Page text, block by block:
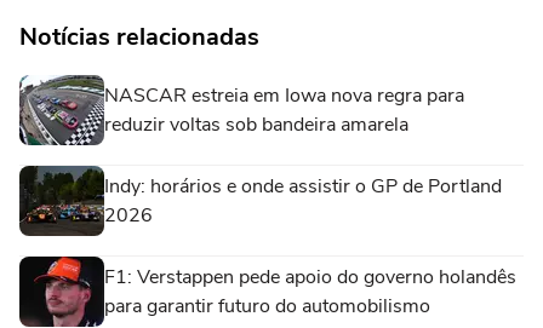
Notícias relacionadas
NASCAR estreia em Iowa nova regra para
reduzir voltas sob bandeira amarela
Indy: horários e onde assistir o GP de Portland
2026
F1: Verstappen pede apoio do governo holandês
para garantir futuro do automobilismo